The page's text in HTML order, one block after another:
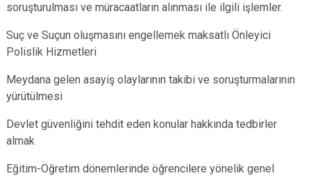
soruşturulması ve müracaatların alınması ile ilgili işlemler.
Suç ve Suçun oluşmasını engellemek maksatlı Önleyici
Polislik Hizmetleri
Meydana gelen asayiş olaylarının takibi ve soruşturmalarının
yürütülmesi
Devlet güvenliğini tehdit eden konular hakkında tedbirler
almak
Eğitim-Öğretim dönemlerinde öğrencilere yönelik genel